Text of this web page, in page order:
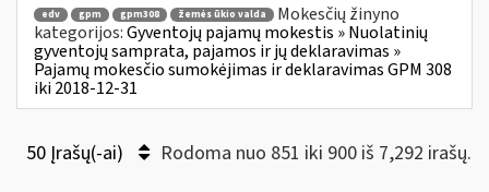
edv gpm gpm308 žemės ūkio valda
Mokesčių žinyno
kategorijos:Gyventojų pajamų mokestis » Nuolatinių
gyventojų samprata, pajamos ir jų deklaravimas »
Pajamų mokesčio sumokėjimas ir deklaravimas GPM 308
iki 2018-12-31
50 Įrašų(-ai) Rodoma nuo 851 iki 900 iš 7,292 irašų.